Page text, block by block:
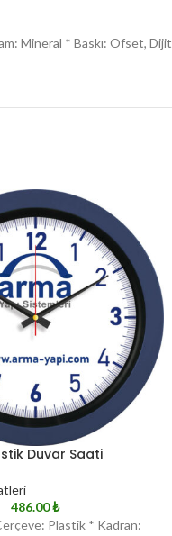
Mineral * Baskı: Ofset,
Duvar Saati
486.00₺
Plastik * Kadran: